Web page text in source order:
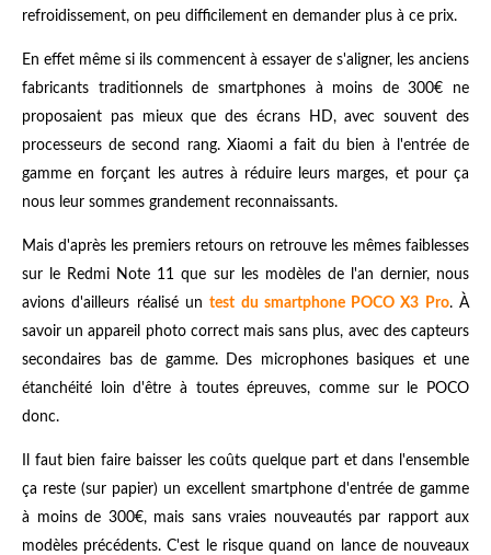
refroidissement, on peu difficilement en demander plus à ce prix.
En effet même si ils commencent à essayer de s'aligner, les anciens
fabricants traditionnels de smartphones à moins de 300€ ne
proposaient pas mieux que des écrans HD, avec souvent des
processeurs de second rang. Xiaomi a fait du bien à l'entrée de
gamme en forçant les autres à réduire leurs marges, et pour ça
nous leur sommes grandement reconnaissants.
Mais d'après les premiers retours on retrouve les mêmes faiblesses
sur le Redmi Note 11 que sur les modèles de l'an dernier, nous
avions d'ailleurs réalisé untest du smartphone POCO X3 Pro. À
savoir un appareil photo correct mais sans plus, avec des capteurs
secondaires bas de gamme. Des microphones basiques et une
étanchéité loin d'être à toutes épreuves, comme sur le POCO
donc.
Il faut bien faire baisser les coûts quelque part et dans l'ensemble
ça reste (sur papier) un excellent smartphone d'entrée de gamme
à moins de 300€, mais sans vraies nouveautés par rapport aux
modèles précédents. C'est le risque quand on lance de nouveaux